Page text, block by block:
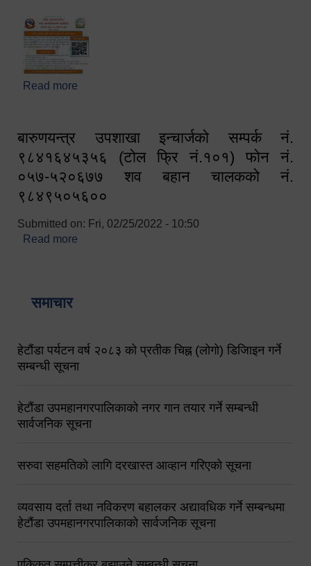
Read more
बारुणयन्त्र उपशाखा इन्चार्जको सम्पर्क नं.
९८४१६४५३५६ (टोल फ्रि नं.१०१) फोन नं.
०५७-५२०६७७ शव बहान चालकको नं.
९८४९५०५६००
Submitted on: Fri, 02/25/2022 - 10:50
Read more
समाचार
हेटौंडा पर्यटन वर्ष २०८३ को प्रतीक चिह्न (लोगो) डिजिाइन गर्ने
सम्बन्धी सूचना
हेटौंडा उपमहानगरपालिकाको नगर गान तयार गर्ने सम्बन्धी
सार्वजनिक सूचना
सरुवा सहमतिको लागि दरखास्त आव्हान गरिएको सूचना
व्यवसाय दर्ता तथा नविकरण बहालकर अद्यावधिक गर्ने सम्बन्धमा
हेटौंडा उपमहानगरपालिकाको सार्वजनिक सूचना